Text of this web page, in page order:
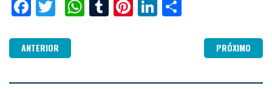
Facebook
TwitterWhatsApp
TumblrPinterestLinkedIn
ANTERIOR PRÓXIMO